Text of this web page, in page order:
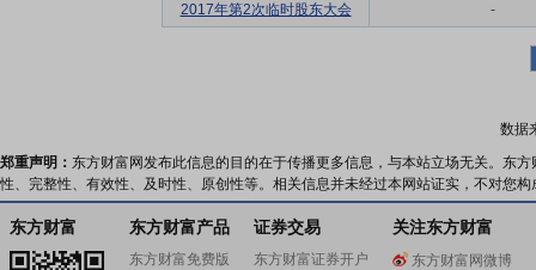
2017年第2次临时股东大会
-
数据
郑重声明： 东方财富网发布此信息的目的在于传播更多信息，与本站立场无关。东
性、完整性、有效性、及时性、原创性等。相关信息并未经过本网站证实，不对您
东方财富 东方财富产品
东方财富免费版
证券交易
东方财富证券开户
关注东方财富
东方财富网微博